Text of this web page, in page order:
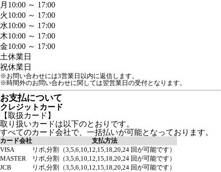
月 10:00 ～ 17:00
火10:00 ～ 17:00
水10:00 ～ 17:00
木10:00 ～ 17:00
金10:00 ～ 17:00
土休業日
祝休業日
※お問い合わせには3営業日以内に返信します。
※時間外のお問い合わせに関しては翌営業日の受付となります。
お支払について
クレジットカード
【取扱カード】
取り扱いカードは以下のとおりです。
すべてのカード会社で、一括払いが可能となっております。
カード会社
支払方法
VISA
リボ,分割（3,5,6,10,12,15,18,20,24 回が可能です）
MASTER
リボ,分割（3,5,6,10,12,15,18,20,24 回が可能です）
JCB
リボ,分割（3,5,6,10,12,15,18,20,24 回が可能です）